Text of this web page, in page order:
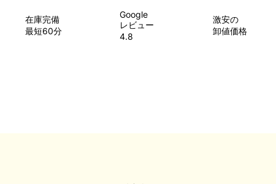
在庫完備
最短60分
Google
レビュー
4.8
​激安の
卸値価格